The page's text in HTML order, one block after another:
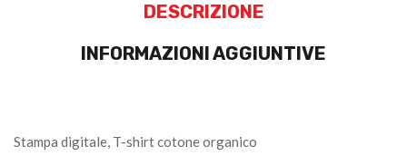
DESCRIZIONE
INFORMAZIONI AGGIUNTIVE
Stampa digitale, T-shirt cotone organico